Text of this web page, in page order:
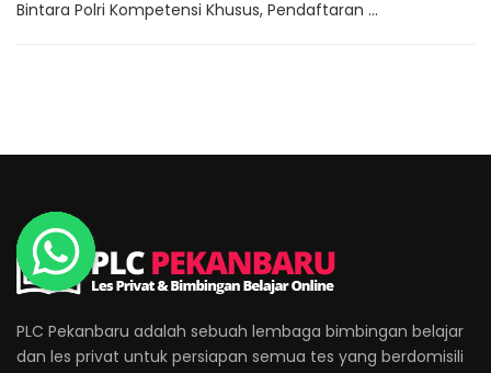
Bintara Polri Kompetensi Khusus, Pendaftaran ...
PLC Pekanbaru adalah sebuah lembaga bimbingan belajar
dan les privat untuk persiapan semua tes yang berdomisili